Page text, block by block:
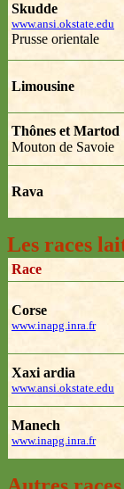
Skudde
www.ansi.okstate.edu
Prusse orientale
Limousine
Thônes et Martod
Mouton de Savoie
Rava
Les races
Race
Corse
www.inapg.inra.fr
Xaxi ardia
www.ansi.okstate.edu
Manech
www.inapg.inra.fr